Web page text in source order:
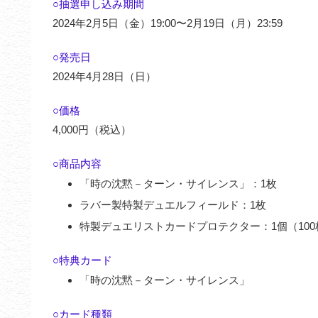
○抽選申し込み期間
2024年2月5日（金）19:00〜2月19日（月）23:59
○発売日
2024年4月28日（日）
○価格
4,000円（税込）
○商品内容
「時の沈黙－ターン・サイレンス」：1枚
ラバー製特製デュエルフィールド：1枚
特製デュエリストカードプロテクター：1個（100
○特典カード
「時の沈黙－ターン・サイレンス」
○カード種類